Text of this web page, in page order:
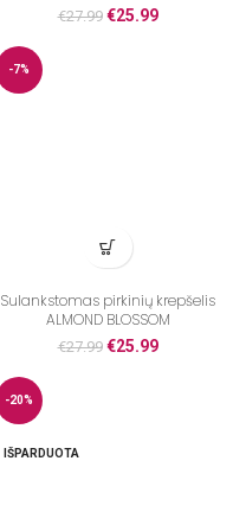
€27.99 €25.99
-7%
Sulankstomas pirkinių krepšelis
ALMOND BLOSSOM
€27.99 €25.99
-20%
IŠPARDUOTA